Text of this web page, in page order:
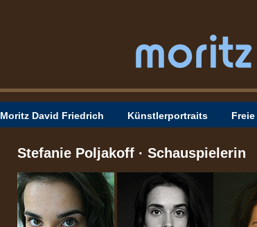
Moritz David Friedrich Künstlerportraits
Stefanie Poljakoff · Schauspielerin